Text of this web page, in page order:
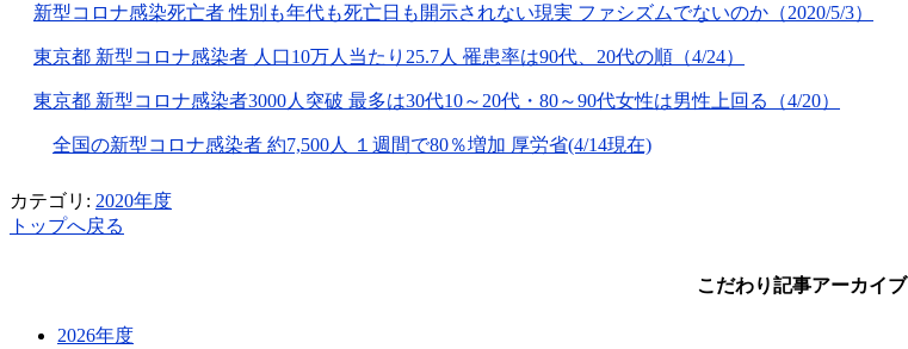
新型コロナ感染死亡者 性別も年代も死亡日も開示されない現実 ファシズムでないのか（2020/5/3）
東京都 新型コロナ感染者 人口10万人当たり25.7人 罹患率は90代、20代の順（4/24）
東京都 新型コロナ感染者3000人突破 最多は30代10～20代・80～90代女性は男性上回る（4/20）
全国の新型コロナ感染者 約7,500人 １週間で80％増加 厚労省(4/14現在)
カテゴリ: 2020年度
トップへ戻る
こだわり記事アーカイブ
2026年度